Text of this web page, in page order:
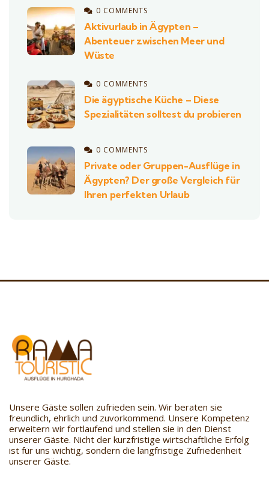
0 COMMENTS
Aktivurlaub in Ägypten –
Abenteuer zwischen Meer und
Wüste
0 COMMENTS
Die ägyptische Küche – Diese
Spezialitäten solltest du probieren
0 COMMENTS
Private oder Gruppen-Ausflüge in
Ägypten? Der große Vergleich für
Ihren perfekten Urlaub
Unsere Gäste sollen zufrieden sein. Wir beraten sie
freundlich, ehrlich und zuvorkommend. Unsere Kompetenz
erweitern wir fortlaufend und stellen sie in den Dienst
unserer Gäste. Nicht der kurzfristige wirtschaftliche Erfolg
ist für uns wichtig, sondern die langfristige Zufriedenheit
unserer Gäste.